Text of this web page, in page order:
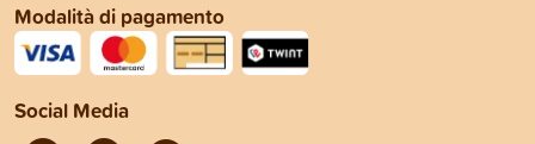
Modalità di pagamento
Social Media